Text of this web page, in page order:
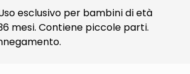
esclusivo per bambini di età
mesi. Contiene piccole parti.